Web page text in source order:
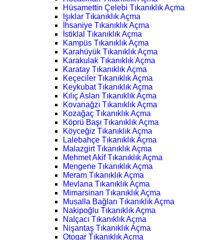
Hüsamettin Çelebi Tıkanıklık Açma
Işıklar Tıkanıklık Açma
İhsaniye Tıkanıklık Açma
İstiklal Tıkanıklık Açma
Kampüs Tıkanıklık Açma
Karahüyük Tıkanıklık Açma
Karakulak Tıkanıklık Açma
Karatay Tıkanıklık Açma
Keçeciler Tıkanıklık Açma
Keykubat Tıkanıklık Açma
Kılıç Aslan Tıkanıklık Açma
Kovanağzı Tıkanıklık Açma
Kozağaç Tıkanıklık Açma
Köprü Başı Tıkanıklık Açma
Köyceğiz Tıkanıklık Açma
Lalebahçe Tıkanıklık Açma
Malazgirt Tıkanıklık Açma
Mehmet Akif Tıkanıklık Açma
Mengene Tıkanıklık Açma
Meram Tıkanıklık Açma
Mevlana Tıkanıklık Açma
Mimarsinan Tıkanıklık Açma
Musalla Bağları Tıkanıklık Açma
Nakipoğlu Tıkanıklık Açma
Nalçacı Tıkanıklık Açma
Nişantaş Tıkanıklık Açma
Otogar Tıkanıklık Açma